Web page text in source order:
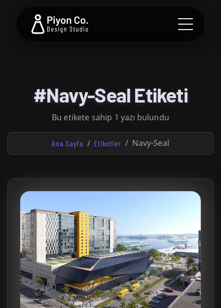
#Navy-Seal Etiketi
Bu etikete sahip 1 yazı bulundu
Ana Sayfa Etiketler Navy-Seal